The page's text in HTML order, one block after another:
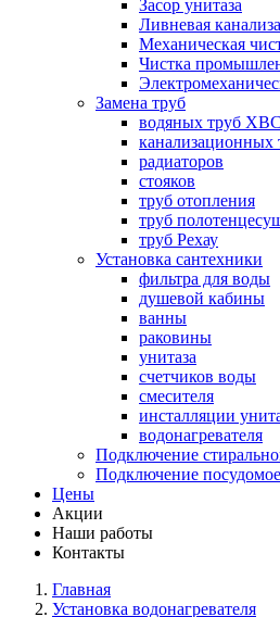
Засор унитаза
Ливневая
Механическая
Чистка
Замена труб
водяных труб
канализационных
радиаторов
стояков
труб отопления
труб
труб Рехау
Установка сантехники
фильтра для воды
душевой кабины
ванны
раковины
унитаза
счетчиков воды
смесителя
инсталляции
водонагревателя
Подключение
Подключение
Цены
Акции
Наши работы
Контакты
Главная
Установка водонагревателя